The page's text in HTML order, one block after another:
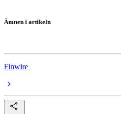
Ämnen i artikeln
Finwire